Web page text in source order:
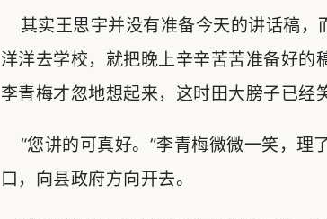
其实王思宇并没有准备今天的讲话稿，
洋洋去学校，就把晚上辛辛苦苦准备好的
李青梅才忽地想起来，这时田大膀子已
“您讲的可真好。”李青梅微微一笑，理
口，向县政府方向开去。